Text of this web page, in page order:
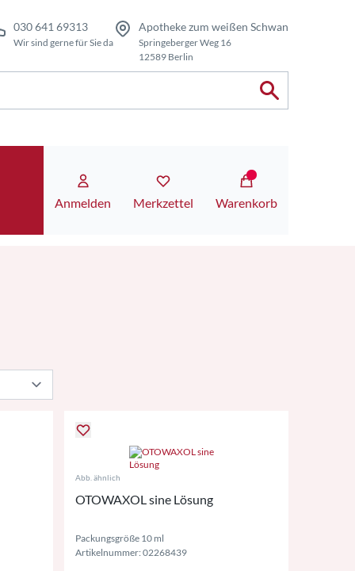
030 641 69313
Wir sind gerne für Sie da
Apotheke zum weißen Schwan
Springeberger Weg 16
12589 Berlin
Anmelden Merkzettel Warenkorb
Abb. ähnlich
OTOWAXOL sine Lösung
Packungsgröße 10 ml
Artikelnummer: 02268439